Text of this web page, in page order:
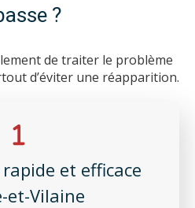
?
de traiter le problème
d’éviter une réapparition.
et efficace
et-Vilaine